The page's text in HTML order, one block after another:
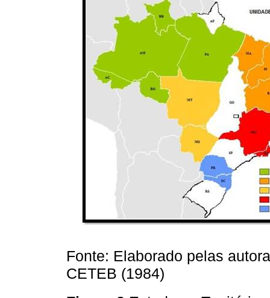
Fonte: Elaborado pelas
CETEB (1984)